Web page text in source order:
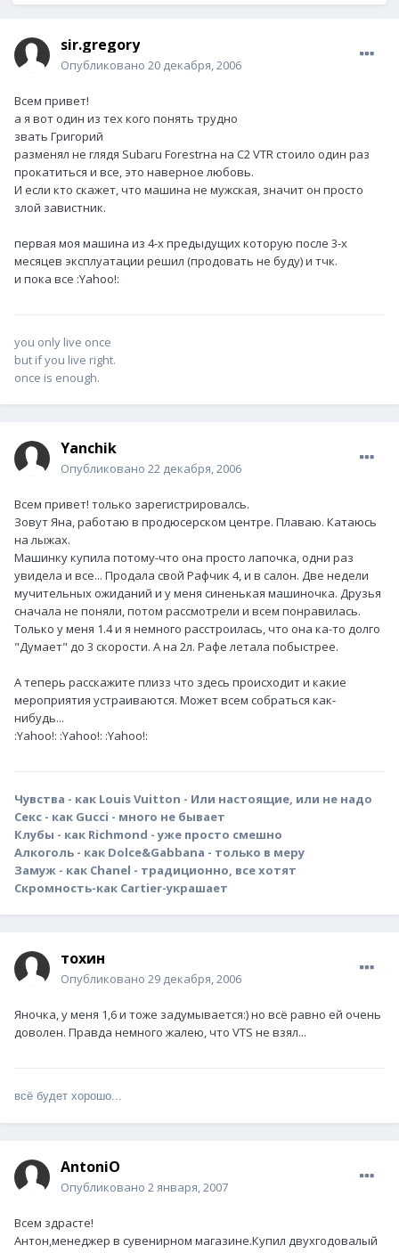
sir.gregory
Опубликовано 20 декабря, 2006
Всем привет!
а я вот один из тех кого понять трудно
звать Григорий
разменял не глядя Subaru Forestrна на С2 VTR стоило один раз
прокатиться и все, это наверное любовь.
И если кто скажет, что машина не мужская, значит он просто
злой завистник.
первая моя машина из 4-х предыдущих которую после 3-х
месяцев эксплуатации решил (продовать не буду) и тчк.
и пока все :Yahoo!:
you only live once
but if you live right.
once is enough.
Yanchik
Опубликовано 22 декабря, 2006
Всем привет! только зарегистрировалсь.
Зовут Яна, работаю в продюсерском центре. Плаваю. Катаюсь
на лыжах.
Машинку купила потому-что она просто лапочка, одни раз
увидела и все... Продала свой Рафчик 4, и в салон. Две недели
мучительных ожиданий и у меня синенькая машиночка. Друзья
сначала не поняли, потом рассмотрели и всем понравилась.
Только у меня 1.4 и я немного расстроилась, что она ка-то долго
"Думает" до 3 скорости. А на 2л. Рафе летала побыстрее.
А теперь расскажите плизз что здесь происходит и какие
мероприятия устраиваются. Может всем собраться как-
нибудь...
:Yahoo!: :Yahoo!: :Yahoo!:
Чувства - как Louis Vuitton - Или настоящие, или не надо
Секс - как Gucci - много не бывает
Клубы - как Richmond - уже просто смешно
Алкоголь - как Dolce&Gabbana - только в меру
Замуж - как Chanel - традиционно, все хотят
Скромность-как Cartier-украшает
тохин
Опубликовано 29 декабря, 2006
Яночка, у меня 1,6 и тоже задумывается:) но всё равно ей очень
доволен. Правда немного жалею, что VTS не взял...
всё будет хорошо...
AntoniO
Опубликовано 2 января, 2007
Всем здрасте!
Антон,менеджер в сувенирном магазине.Купил двухгодовалый